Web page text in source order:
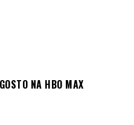
NA HBO MAX